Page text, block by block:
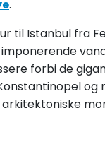
.
til Istanbul fra
forbi de
og